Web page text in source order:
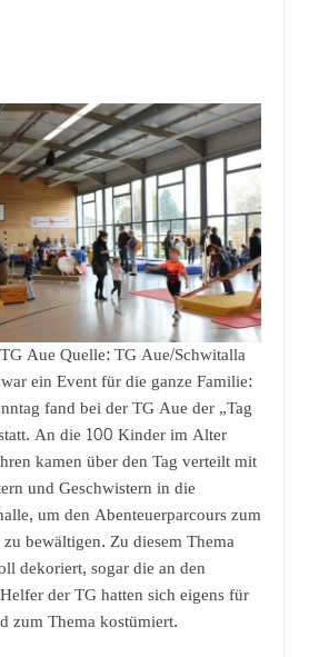
Aue Quelle: TG Aue/Schwitalla
ein Event für die ganze Familie:
fand bei der TG Aue der „Tag
An die 100 Kinder im Alter
kamen über den Tag verteilt mit
und Geschwistern in die
um den Abenteuerparcours zum
bewältigen. Zu diesem Thema
dekoriert, sogar die an den
der TG hatten sich eigens für
zum Thema kostümiert.